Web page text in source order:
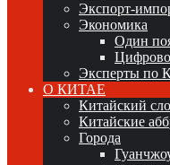
Экспорт-
Экономика
Один
Эксперты по
О КИТАЕ
Китайский
Китайские
Города